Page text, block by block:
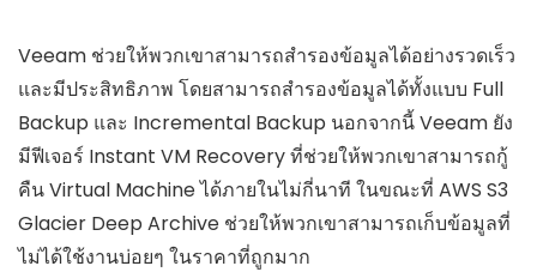
Veeam ช่วยให้พวกเขาสามารถสำรองข้อมูลได้อย่างรวดเร็ว
และมีประสิทธิภาพ โดยสามารถสำรองข้อมูลได้ทั้งแบบ Full
Backup และ Incremental Backup นอกจากนี้ Veeam ยัง
มีฟีเจอร์ Instant VM Recovery ที่ช่วยให้พวกเขาสามารถกู้
คืน Virtual Machine ได้ภายในไม่กี่นาที ในขณะที่ AWS S3
Glacier Deep Archive ช่วยให้พวกเขาสามารถเก็บข้อมูลที่
ไม่ได้ใช้งานบ่อยๆ ในราคาที่ถูกมาก